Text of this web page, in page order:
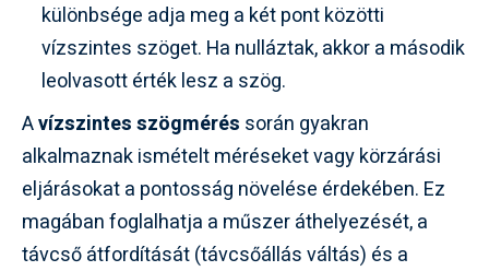
különbsége adja meg a két pont közötti
vízszintes szöget. Ha nulláztak, akkor a második
leolvasott érték lesz a szög.
Avízszintes szögmérés során gyakran
alkalmaznak ismételt méréseket vagy körzárási
eljárásokat a pontosság növelése érdekében. Ez
magában foglalhatja a műszer áthelyezését, a
távcső átfordítását (távcsőállás váltás) és a